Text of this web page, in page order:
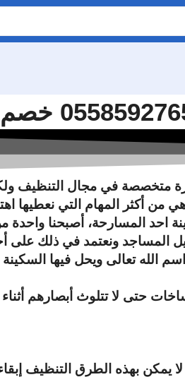
متخصصة في مجال التنظيف ولكن
أكثر المهام التي نعطيها
احد المسارحة، أصبحنا
المساجد ونعتمد في ذلك على
الله تعالى ويحل فيها
حتى لا تتلوث أبصارهم أثناء
يمكن بهذه الطرق التنظيف